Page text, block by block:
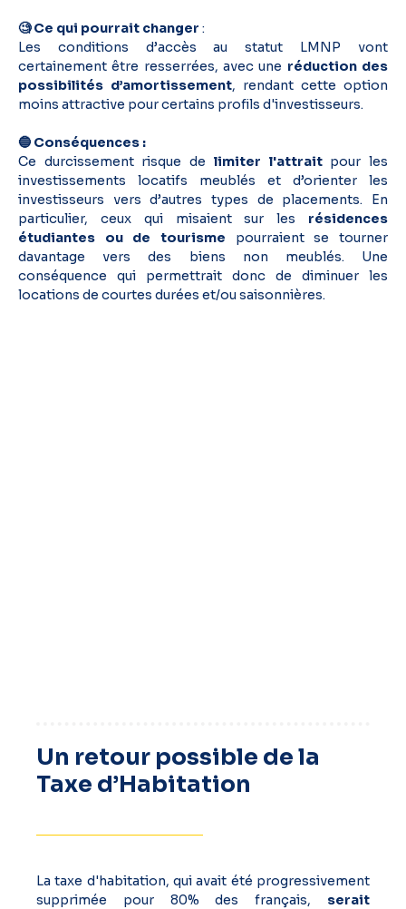
🧐 Ce qui pourrait changer :
Les conditions d’accès au statut LMNP vont
certainement être resserrées, avec une réduction des
possibilités d’amortissement, rendant cette option
moins attractive pour certains profils d'investisseurs.
🔵 Conséquences :
Ce durcissement risque de limiter l'attrait pour les
investissements locatifs meublés et d’orienter les
investisseurs vers d’autres types de placements. En
particulier, ceux qui misaient sur les résidences
étudiantes ou de tourisme pourraient se tourner
davantage vers des biens non meublés. Une
conséquence qui permettrait donc de diminuer les
locations de courtes durées et/ou saisonnières.
Un retour possible de la
Taxe d’Habitation
La taxe d'habitation, qui avait été progressivement
supprimée pour 80% des français, serait